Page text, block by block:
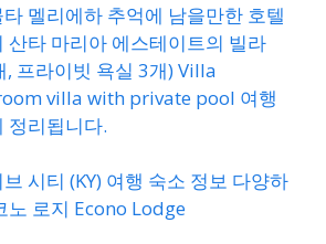
멜리에하 추억에 남을만한 호텔
산타 마리아 에스테이트의 빌라
, 프라이빗 욕실 3개) Villa
villa with private pool 여행
정리됩니다.
시티 (KY) 여행 숙소 정보 다양하
노 로지 Econo Lodge